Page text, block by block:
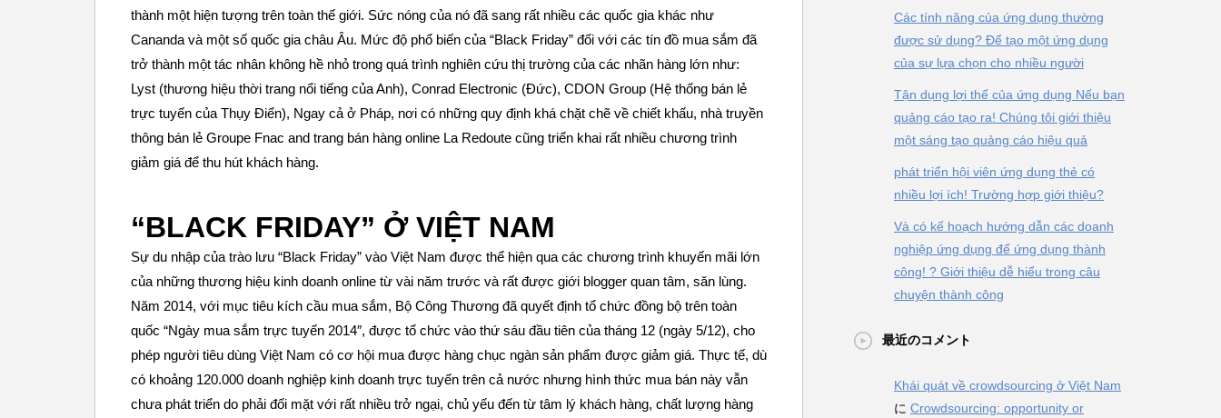
thành một hiện tượng trên toàn thế giới. Sức nóng của nó đã sang rất nhiều các quốc gia khác như
Cananda và một số quốc gia châu Âu. Mức độ phổ biến của “Black Friday” đối với các tín đồ mua sắm đã
trở thành một tác nhân không hề nhỏ trong quá trình nghiên cứu thị trường của các nhãn hàng lớn như:
Lyst (thương hiệu thời trang nổi tiếng của Anh), Conrad Electronic (Đức), CDON Group (Hệ thống bán lẻ
trực tuyến của Thụy Điển), Ngay cả ở Pháp, nơi có những quy định khá chặt chẽ về chiết khấu, nhà truyền
thông bán lẻ Groupe Fnac and trang bán hàng online La Redoute cũng triển khai rất nhiều chương trình
giảm giá để thu hút khách hàng.
“BLACK FRIDAY” Ở VIỆT NAM
Sự du nhập của trào lưu “Black Friday” vào Việt Nam được thể hiện qua các chương trình khuyến mãi lớn
của những thương hiệu kinh doanh online từ vài năm trước và rất được giới blogger quan tâm, săn lùng.
Năm 2014, với mục tiêu kích cầu mua sắm, Bộ Công Thương đã quyết định tổ chức đồng bộ trên toàn
quốc “Ngày mua sắm trực tuyến 2014″, được tổ chức vào thứ sáu đầu tiên của tháng 12 (ngày 5/12), cho
phép người tiêu dùng Việt Nam có cơ hội mua được hàng chục ngàn sản phẩm được giảm giá. Thực tế, dù
có khoảng 120.000 doanh nghiệp kinh doanh trực tuyến trên cả nước nhưng hình thức mua bán này vẫn
chưa phát triển do phải đối mặt với rất nhiều trở ngại, chủ yếu đến từ tâm lý khách hàng, chất lượng hàng
Các tính năng của ứng dụng thường
được sử dụng? Để tạo một ứng dụng
của sự lựa chọn cho nhiều người
Tận dụng lợi thế của ứng dụng Nếu bạn
quảng cáo tạo ra! Chúng tôi giới thiệu
một sáng tạo quảng cáo hiệu quả
phát triển hội viên ứng dụng thẻ có
nhiều lợi ích! Trường hợp giới thiệu?
Và có kế hoạch hướng dẫn các doanh
nghiệp ứng dụng để ứng dụng thành
công! ? Giới thiệu dễ hiểu trong câu
chuyện thành công
最近のコメント
Khái quát về crowdsourcing ở Việt Nam
に Crowdsourcing: opportunity or